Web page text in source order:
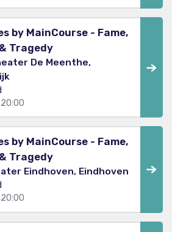
by MainCourse - Fame,
Tragedy
De Meenthe,
by MainCourse - Fame,
Tragedy
Eindhoven, Eindhoven